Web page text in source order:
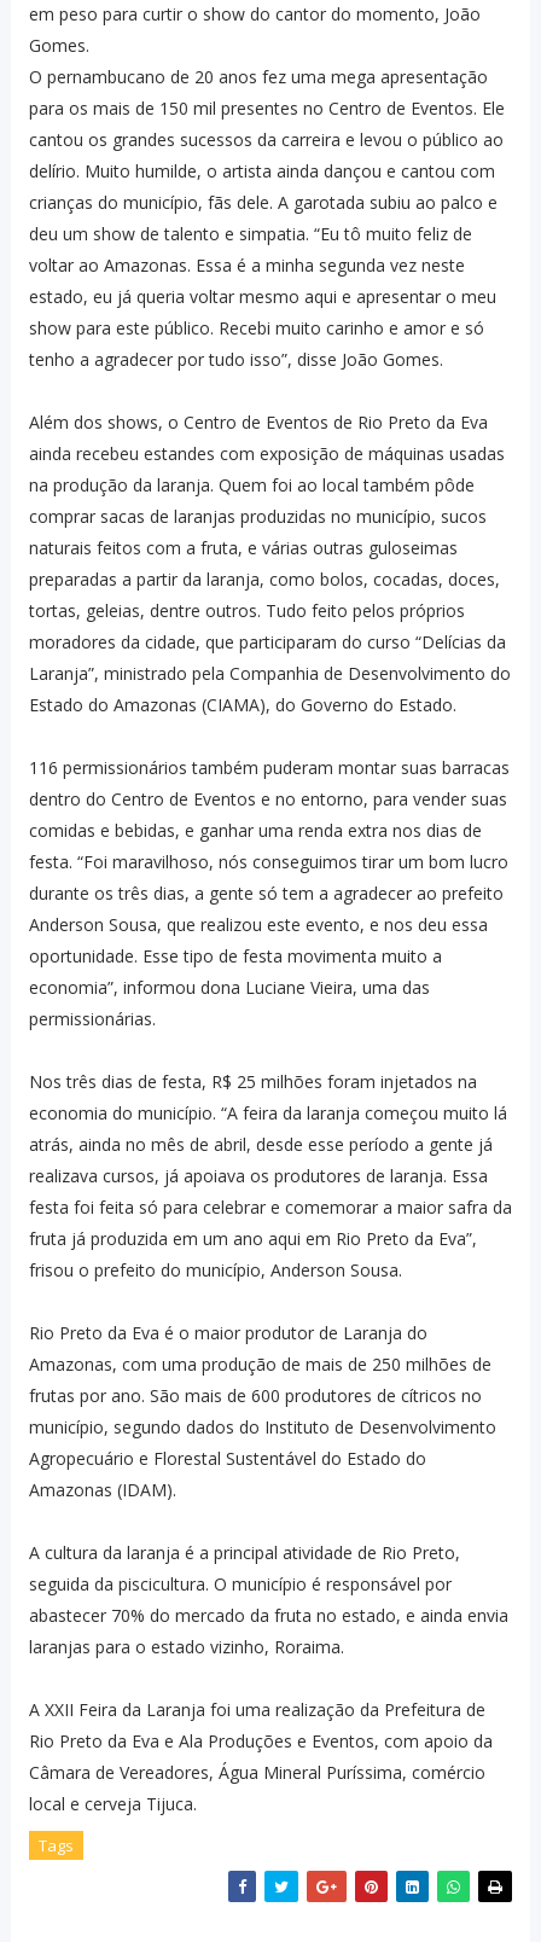
em peso para curtir o show do cantor do momento, João
Gomes.
O pernambucano de 20 anos fez uma mega apresentação
para os mais de 150 mil presentes no Centro de Eventos. Ele
cantou os grandes sucessos da carreira e levou o público ao
delírio. Muito humilde, o artista ainda dançou e cantou com
crianças do município, fãs dele. A garotada subiu ao palco e
deu um show de talento e simpatia. “Eu tô muito feliz de
voltar ao Amazonas. Essa é a minha segunda vez neste
estado, eu já queria voltar mesmo aqui e apresentar o meu
show para este público. Recebi muito carinho e amor e só
tenho a agradecer por tudo isso”, disse João Gomes.
Além dos shows, o Centro de Eventos de Rio Preto da Eva
ainda recebeu estandes com exposição de máquinas usadas
na produção da laranja. Quem foi ao local também pôde
comprar sacas de laranjas produzidas no município, sucos
naturais feitos com a fruta, e várias outras guloseimas
preparadas a partir da laranja, como bolos, cocadas, doces,
tortas, geleias, dentre outros. Tudo feito pelos próprios
moradores da cidade, que participaram do curso “Delícias da
Laranja”, ministrado pela Companhia de Desenvolvimento do
Estado do Amazonas (CIAMA), do Governo do Estado.
116 permissionários também puderam montar suas barracas
dentro do Centro de Eventos e no entorno, para vender suas
comidas e bebidas, e ganhar uma renda extra nos dias de
festa. “Foi maravilhoso, nós conseguimos tirar um bom lucro
durante os três dias, a gente só tem a agradecer ao prefeito
Anderson Sousa, que realizou este evento, e nos deu essa
oportunidade. Esse tipo de festa movimenta muito a
economia”, informou dona Luciane Vieira, uma das
permissionárias.
Nos três dias de festa, R$ 25 milhões foram injetados na
economia do município. “A feira da laranja começou muito lá
atrás, ainda no mês de abril, desde esse período a gente já
realizava cursos, já apoiava os produtores de laranja. Essa
festa foi feita só para celebrar e comemorar a maior safra da
fruta já produzida em um ano aqui em Rio Preto da Eva”,
frisou o prefeito do município, Anderson Sousa.
Rio Preto da Eva é o maior produtor de Laranja do
Amazonas, com uma produção de mais de 250 milhões de
frutas por ano. São mais de 600 produtores de cítricos no
município, segundo dados do Instituto de Desenvolvimento
Agropecuário e Florestal Sustentável do Estado do
Amazonas (IDAM).
A cultura da laranja é a principal atividade de Rio Preto,
seguida da piscicultura. O município é responsável por
abastecer 70% do mercado da fruta no estado, e ainda envia
laranjas para o estado vizinho, Roraima.
A XXII Feira da Laranja foi uma realização da Prefeitura de
Rio Preto da Eva e Ala Produções e Eventos, com apoio da
Câmara de Vereadores, Água Mineral Puríssima, comércio
local e cerveja Tijuca.
Tags